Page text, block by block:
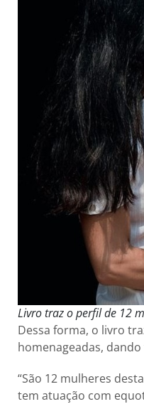
Livro traz o perfil de 12
Dessa forma, o livro
homenageadas,
“São 12 mulheres
tem atuação com